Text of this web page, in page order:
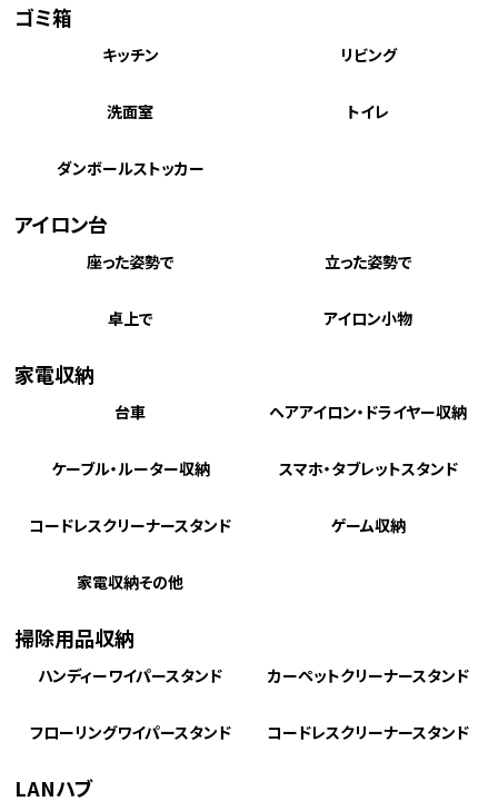
ゴミ箱
キッチン リビング
洗面室 トイレ
ダンボールストッカー
アイロン台
座った姿勢で 立った姿勢で
卓上で アイロン小物
家電収納
台車 ヘアアイロン・ドライヤー収納
ケーブル・ルーター収納 スマホ・タブレットスタンド
コードレスクリーナースタンド ゲーム収納
家電収納その他
掃除用品収納
ハンディーワイパースタンド カーペットクリーナースタンド
フローリングワイパースタンド コードレスクリーナースタンド
LANハブ